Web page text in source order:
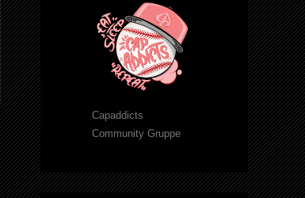
Capaddicts
Community Gruppe